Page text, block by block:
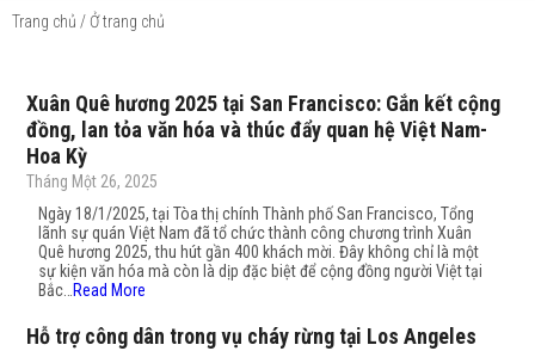
Trang chủ / Ở trang chủ
Xuân Quê hương 2025 tại San Francisco: Gắn kết cộng
đồng, lan tỏa văn hóa và thúc đẩy quan hệ Việt Nam-
Hoa Kỳ
Tháng Một 26, 2025
Ngày 18/1/2025, tại Tòa thị chính Thành phố San Francisco, Tổng
lãnh sự quán Việt Nam đã tổ chức thành công chương trình Xuân
Quê hương 2025, thu hút gần 400 khách mời. Đây không chỉ là một
sự kiện văn hóa mà còn là dịp đặc biệt để cộng đồng người Việt tại
Bắc… Read More
Hỗ trợ công dân trong vụ cháy rừng tại Los Angeles